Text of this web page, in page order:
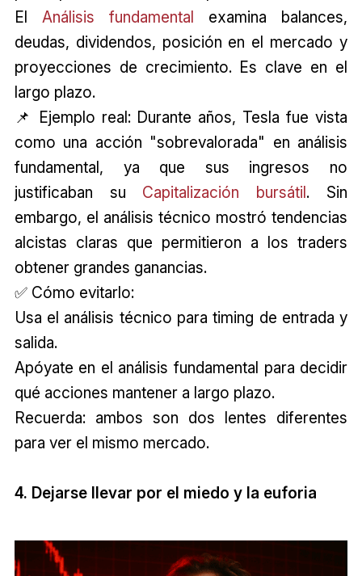
El Análisis fundamental examina balances,
deudas, dividendos, posición en el mercado y
proyecciones de crecimiento. Es clave en el
largo plazo.
📌 Ejemplo real: Durante años, Tesla fue vista
como una acción "sobrevalorada" en análisis
fundamental, ya que sus ingresos no
justificaban su Capitalización bursátil. Sin
embargo, el análisis técnico mostró tendencias
alcistas claras que permitieron a los traders
obtener grandes ganancias.
✅ Cómo evitarlo:
Usa el análisis técnico para timing de entrada y
salida.
Apóyate en el análisis fundamental para decidir
qué acciones mantener a largo plazo.
Recuerda: ambos son dos lentes diferentes
para ver el mismo mercado.
4. Dejarse llevar por el miedo y la euforia